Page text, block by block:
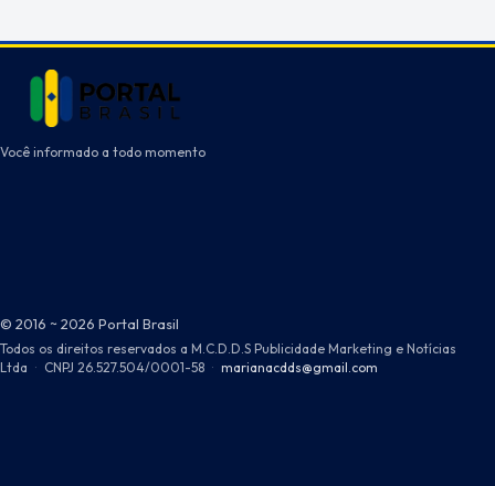
Você informado a todo momento
© 2016 ~ 2026 Portal Brasil
Todos os direitos reservados a M.C.D.D.S Publicidade Marketing e Notícias
Ltda · CNPJ 26.527.504/0001-58 · marianacdds@gmail.com